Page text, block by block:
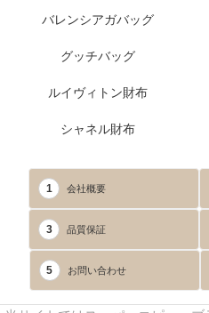
バレンシアガバッグ
グッチバッグ
ルイヴィトン財布
シャネル財布
1 会社概要
3 品質保証
5 お問い合わせ